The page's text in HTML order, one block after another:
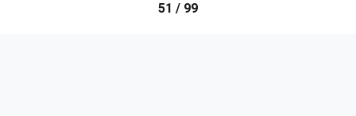
51 / 99